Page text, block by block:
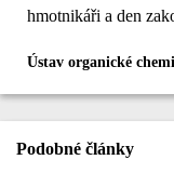
hmotnikáři a den
Ústav organické
Podobné články